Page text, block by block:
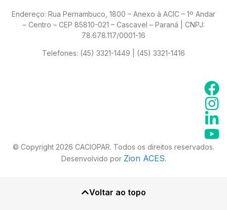
Endereço: Rua Pernambuco, 1800 – Anexo à ACIC – 1º Andar
– Centro – CEP 85810-021 – Cascavel – Paraná | CNPJ:
78.678.117/0001-16
Telefones: (45) 3321-1449 | (45) 3321-1416
© Copyright 2026 CACIOPAR. Todos os direitos reservados.
Desenvolvido por Zion ACES.
Voltar ao topo